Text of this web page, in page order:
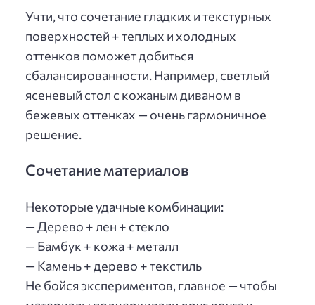
Учти, что сочетание гладких и текстурных
поверхностей + теплых и холодных
оттенков поможет добиться
сбалансированности. Например, светлый
ясеневый стол с кожаным диваном в
бежевых оттенках — очень гармоничное
решение.
Сочетание материалов
Некоторые удачные комбинации:
— Дерево + лен + стекло
— Бамбук + кожа + металл
— Камень + дерево + текстиль
Не бойся экспериментов, главное — чтобы